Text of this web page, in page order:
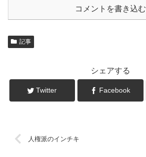
コメントを書き込む
記事
シェアする
Twitter Facebook
人権派のインチキ